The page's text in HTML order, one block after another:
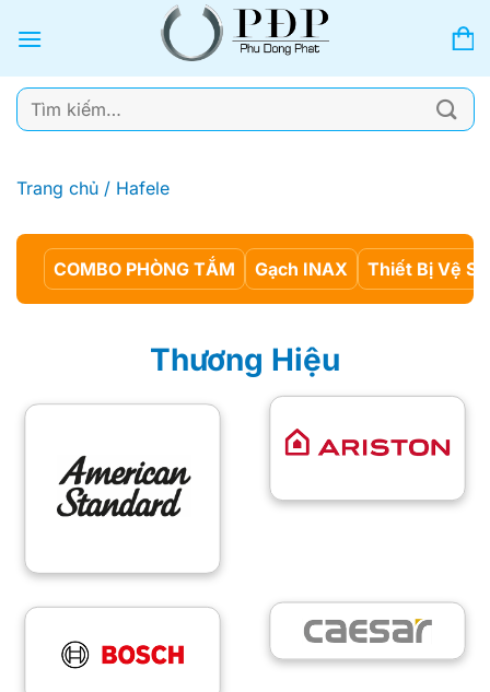
qua
dung
Tìm
kiếm:
Trang chủ / Hafele
COMBO PHÒNG TẮM Gạch INAX Thiết Bị Vệ
Thương Hiệu